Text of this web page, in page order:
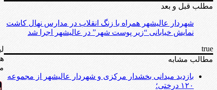
مطلب قبل و بعد
شهردار عالیشهر همراه با زنگ انقلاب در مدارس نهال کاشت
نمایش خیابانی “زیر پوست شهر” در عالیشهر اجرا شد
true
مطالب مشابه
بازدید میدانی بخشدار مرکزی و شهردار عالیشهر از مجموعه
۱۲۰ درختی؛